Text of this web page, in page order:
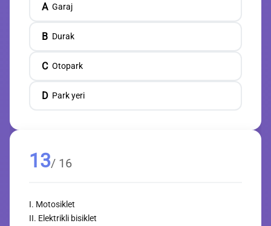
A Garaj
B Durak
C Otopark
D Park yeri
13/ 16
I. Motosiklet
II. Elektrikli bisiklet